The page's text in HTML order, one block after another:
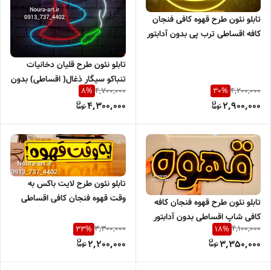
تابلو نئون طرح قهوه کافی فنجان
کافه اقساطی ترب پی بدون آدابتور
4,200,000
30%
2,900,000
تابلو نئون طرح قلیان دخانیات
تنباکو سیگار ذغال( اقساطی) بدون
آدابتور
4,700,000
8%
4,300,000
تابلو نئون طرح قهوه فنجان کافه
کافی شاپ اقساطی بدون آدابتور
4,100,000
18%
3,350,000
تابلو نئون طرح لایت باکس به
وقت قهوه فنجان کافی اقساطی
3,300,000
33%
2,200,000